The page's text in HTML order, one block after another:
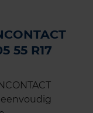
55 R17
eenvoudig